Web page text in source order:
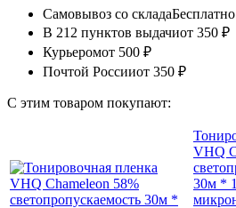
Самовывоз со складаБесплатно
В 212 пунктов выдачиот 350 ₽
Курьеромот 500 ₽
Почтой Россииот 350 ₽
С этим товаром покупают:
VHQ
30м *